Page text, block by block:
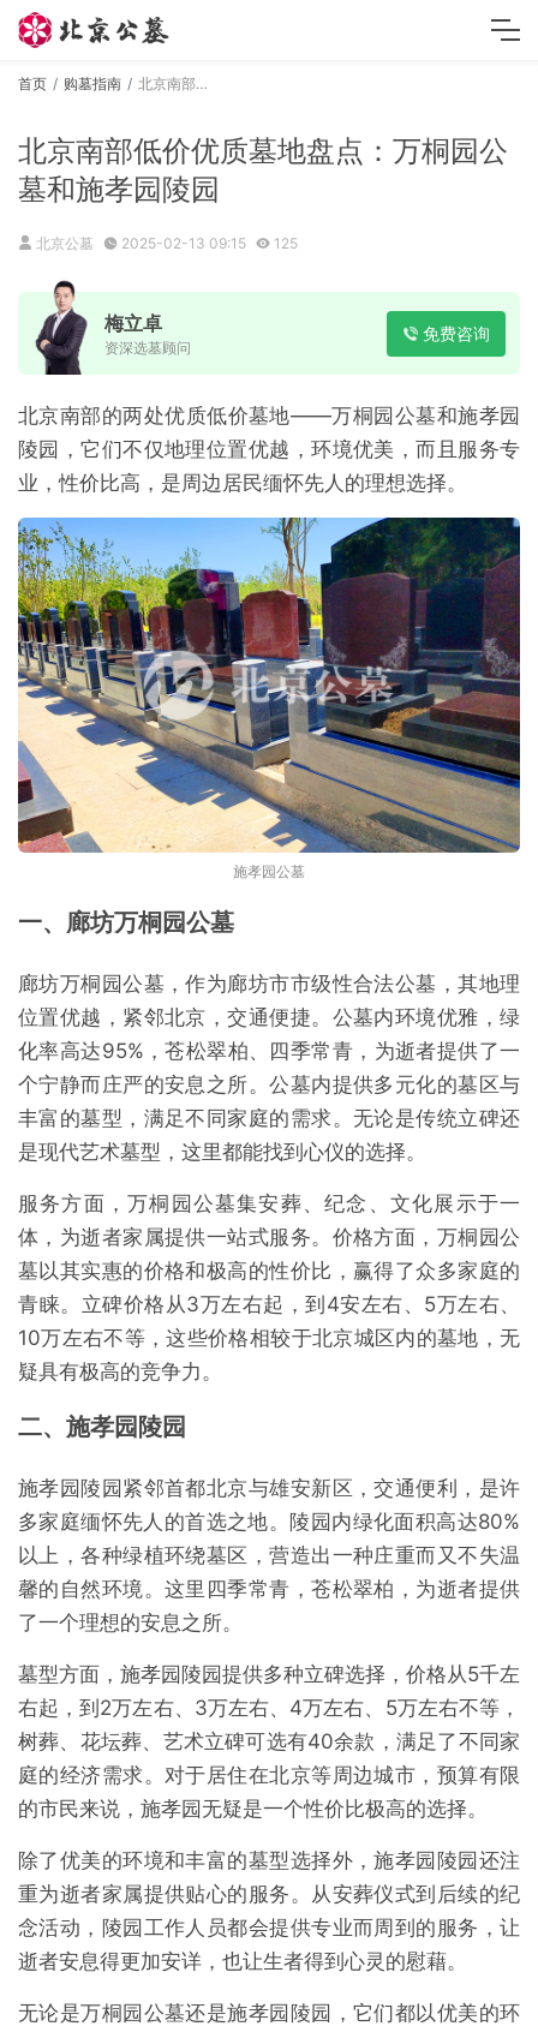
首页 购墓指南 北京南部低价优质墓地盘点：万桐园公墓和施孝园陵园
北京南部低价优质墓地盘点：万桐园公
墓和施孝园陵园
北京公墓 2025-02-13 09:15 125
梅立卓
资深选墓顾问
免费咨询
北京南部的两处优质低价墓地——万桐园公墓和施孝园
陵园，它们不仅地理位置优越，环境优美，而且服务专
业，性价比高，是周边居民缅怀先人的理想选择。
施孝园公墓
一、廊坊万桐园公墓
廊坊万桐园公墓，作为廊坊市市级性合法公墓，其地理
位置优越，紧邻北京，交通便捷。公墓内环境优雅，绿
化率高达95%，苍松翠柏、四季常青，为逝者提供了一
个宁静而庄严的安息之所。公墓内提供多元化的墓区与
丰富的墓型，满足不同家庭的需求。无论是传统立碑还
是现代艺术墓型，这里都能找到心仪的选择。
服务方面，万桐园公墓集安葬、纪念、文化展示于一
体，为逝者家属提供一站式服务。价格方面，万桐园公
墓以其实惠的价格和极高的性价比，赢得了众多家庭的
青睐。立碑价格从3万左右起，到4安左右、5万左右、
10万左右不等，这些价格相较于北京城区内的墓地，无
疑具有极高的竞争力。
二、施孝园陵园
施孝园陵园紧邻首都北京与雄安新区，交通便利，是许
多家庭缅怀先人的首选之地。陵园内绿化面积高达80%
以上，各种绿植环绕墓区，营造出一种庄重而又不失温
馨的自然环境。这里四季常青，苍松翠柏，为逝者提供
了一个理想的安息之所。
墓型方面，施孝园陵园提供多种立碑选择，价格从5千左
右起，到2万左右、3万左右、4万左右、5万左右不等，
树葬、花坛葬、艺术立碑可选有40余款， 满足了不同家
庭的经济需求。对于居住在北京等周边城市，预算有限
的市民来说，施孝园无疑是一个性价比极高的选择。
除了优美的环境和丰富的墓型选择外，施孝园陵园还注
重为逝者家属提供贴心的服务。从安葬仪式到后续的纪
念活动，陵园工作人员都会提供专业而周到的服务，让
逝者安息得更加安详，也让生者得到心灵的慰藉。
无论是万桐园公墓还是施孝园陵园，它们都以优美的环